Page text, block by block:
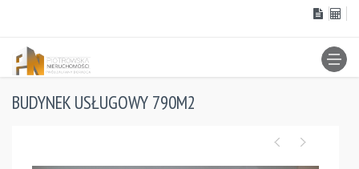
BUDYNEK USŁUGOWY 790M2